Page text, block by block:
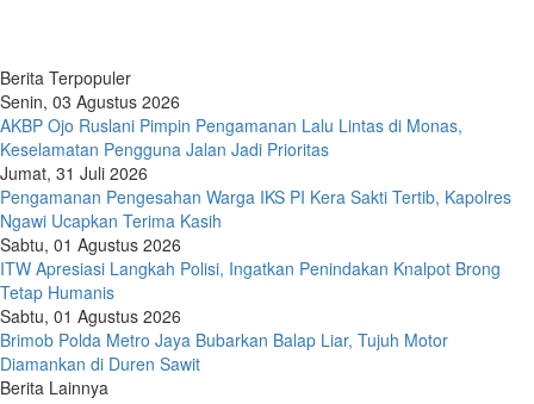
Berita Terpopuler
Senin, 03 Agustus 2026
AKBP Ojo Ruslani Pimpin Pengamanan Lalu Lintas di Monas,
Keselamatan Pengguna Jalan Jadi Prioritas
Jumat, 31 Juli 2026
Pengamanan Pengesahan Warga IKS PI Kera Sakti Tertib, Kapolres
Ngawi Ucapkan Terima Kasih
Sabtu, 01 Agustus 2026
ITW Apresiasi Langkah Polisi, Ingatkan Penindakan Knalpot Brong
Tetap Humanis
Sabtu, 01 Agustus 2026
Brimob Polda Metro Jaya Bubarkan Balap Liar, Tujuh Motor
Diamankan di Duren Sawit
Berita Lainnya